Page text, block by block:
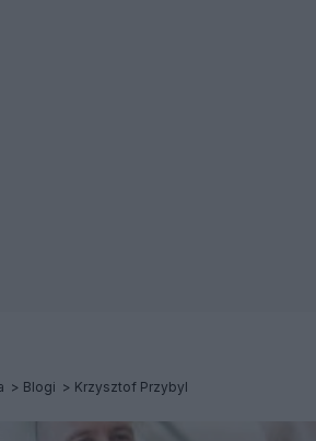
Blogi Krzysztof Przybyl